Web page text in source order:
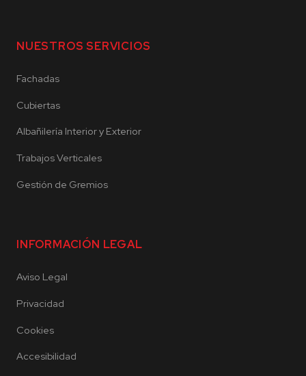
NUESTROS SERVICIOS
Fachadas
Cubiertas
Albañilería Interior y Exterior
Trabajos Verticales
Gestión de Gremios
INFORMACIÓN LEGAL
Aviso Legal
Privacidad
Cookies
Accesibilidad